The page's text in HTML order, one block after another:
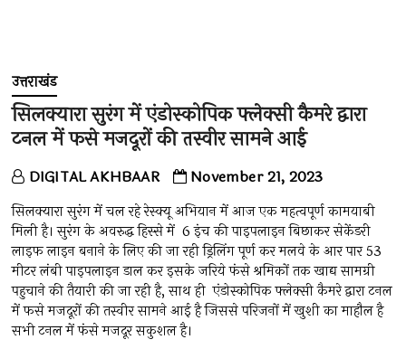
t
o
उत्तराखंड
सिलक्यारा सुरंग में एंडोस्कोपिक फ्लेक्सी कैमरे द्वारा
टनल में फसे मजदूरों की तस्वीर सामने आई
DIGITAL AKHBAAR November 21, 2023
सिलक्यारा सुरंग में चल रहे रेस्क्यू अभियान में आज एक महत्वपूर्ण कामयाबी
मिली है। सुरंग के अवरुद्ध हिस्से में 6 इंच की पाइपलाइन बिछाकर सेकेंडरी
लाइफ लाइन बनाने के लिए की जा रही ड्रिलिंग पूर्ण कर मलवे के आर पार 53
मीटर लंबी पाइपलाइन डाल कर इसके जरिये फंसे श्रमिकों तक खाद्य सामग्री
पहुचाने की तैयारी की जा रही है, साथ ही एंडोस्कोपिक फ्लेक्सी कैमरे द्वारा टनल
में फसे मजदूरों की तस्वीर सामने आई है जिससे परिजनों में खुशी का माहौल है
सभी टनल में फंसे मजदूर सकुशल है।